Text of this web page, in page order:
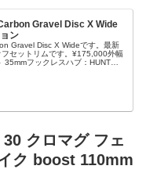
Gravel Disc X Wide
ン
Gravel Disc X Wideです。最新
セットリムです。¥175,000外幅
35mmフックレスハブ：HUNT
クロマグ フェ
ク boost 110mm